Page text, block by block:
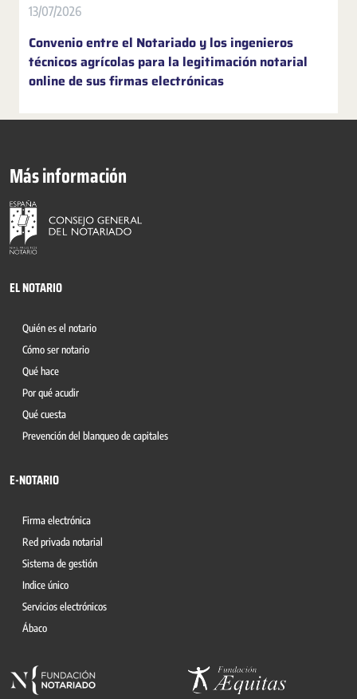
13/07/2026
Convenio entre el Notariado y los ingenieros
técnicos agrícolas para la legitimación notarial
online de sus firmas electrónicas
Más información
EL NOTARIO
Quién es el notario
Cómo ser notario
Qué hace
Por qué acudir
Qué cuesta
Prevención del blanqueo de capitales
E-NOTARIO
Firma electrónica
Red privada notarial
Sistema de gestión
Indice único
Servicios electrónicos
Ábaco